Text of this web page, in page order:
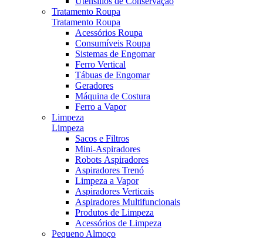
Tratamento Roupa
Tratamento Roupa
Acessórios Roupa
Consumíveis Roupa
Sistemas de Engomar
Ferro Vertical
Tábuas de Engomar
Geradores
Máquina de Costura
Ferro a Vapor
Limpeza
Limpeza
Sacos e Filtros
Mini-Aspiradores
Robots Aspiradores
Aspiradores Trenó
Limpeza a Vapor
Aspiradores Verticais
Aspiradores Multifuncionais
Produtos de Limpeza
Acessórios de Limpeza
Pequeno Almoço